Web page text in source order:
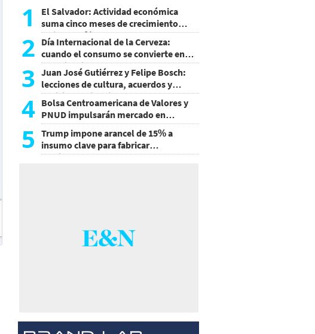
1
El Salvador: Actividad económica
suma cinco meses de crecimiento
arriba de 4%
2 Día Internacional de la Cerveza:
cuando el consumo se convierte en
experiencia
3 Juan José Gutiérrez y Felipe Bosch:
lecciones de cultura, acuerdos y
decisiones sin miedo
4 Bolsa Centroamericana de Valores y
PNUD impulsarán mercado en
Honduras
5
Trump impone arancel de 15% a
insumo clave para fabricar
semiconductores y paneles